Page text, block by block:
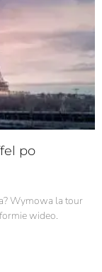
po
Wymowa la tour
wideo.